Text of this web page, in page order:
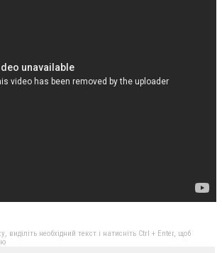
необхідний текст і натисніть Ctrl + Enter, щоб